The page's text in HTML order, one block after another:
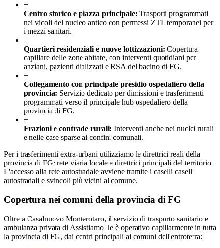
+
Centro storico e piazza principale: Trasporti programmati
nei vicoli del nucleo antico con permessi ZTL temporanei per
i mezzi sanitari.
+
Quartieri residenziali e nuove lottizzazioni: Copertura
capillare delle zone abitate, con interventi quotidiani per
anziani, pazienti dializzati e RSA del bacino di FG.
+
Collegamento con principale presidio ospedaliero della
provincia: Servizio dedicato per dimissioni e trasferimenti
programmati verso il principale hub ospedaliero della
provincia di FG.
+
Frazioni e contrade rurali: Interventi anche nei nuclei rurali
e nelle case sparse ai confini comunali.
Per i trasferimenti extra-urbani utilizziamo le direttrici reali della
provincia di FG: rete viaria locale e direttrici principali del territorio.
L'accesso alla rete autostradale avviene tramite i caselli caselli
autostradali e svincoli più vicini al comune.
Copertura nei comuni della provincia di FG
Oltre a Casalnuovo Monterotaro, il servizio di trasporto sanitario e
ambulanza privata di Assistiamo Te è operativo capillarmente in tutta
la provincia di FG, dai centri principali ai comuni dell'entroterra: